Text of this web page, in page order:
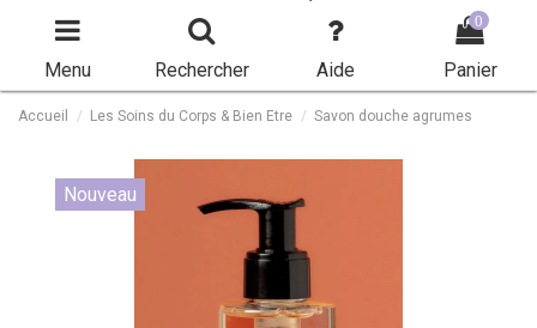
Menu Rechercher Aide
0
Panier
Accueil Les Soins du Corps & Bien Etre Savon douche agrumes
Nouveau